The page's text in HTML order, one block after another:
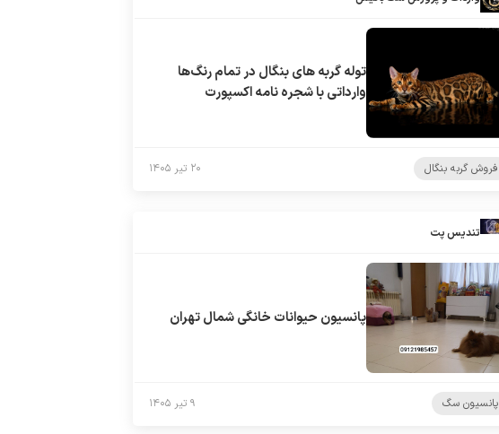
توله گربه های بنگال در تمام رنگ‌ها
وارداتی با شجره نامه اکسپورت
فروش گربه بنگال ۲۰ تیر ۱۴۰۵
تندیس پت
پانسیون حیوانات خانگی شمال تهران
پانسیون سگ ۹ تیر ۱۴۰۵